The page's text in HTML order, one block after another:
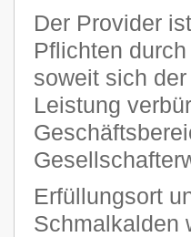
Der Provider
Pflichten
soweit sich
Leistung
Erfüllungsort
Schmalkalden